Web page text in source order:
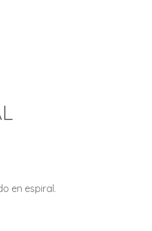
en espiral.